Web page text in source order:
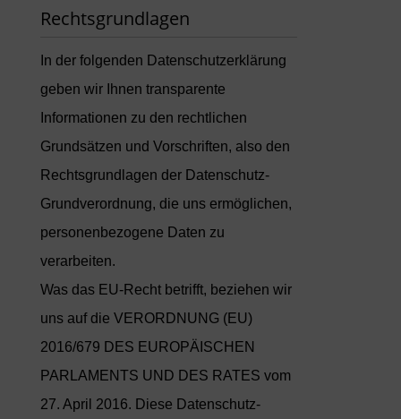
Rechtsgrundlagen
In der folgenden Datenschutzerklärung
geben wir Ihnen transparente
Informationen zu den rechtlichen
Grundsätzen und Vorschriften, also den
Rechtsgrundlagen der Datenschutz-
Grundverordnung, die uns ermöglichen,
personenbezogene Daten zu
verarbeiten.
Was das EU-Recht betrifft, beziehen wir
uns auf die VERORDNUNG (EU)
2016/679 DES EUROPÄISCHEN
PARLAMENTS UND DES RATES vom
27. April 2016. Diese Datenschutz-